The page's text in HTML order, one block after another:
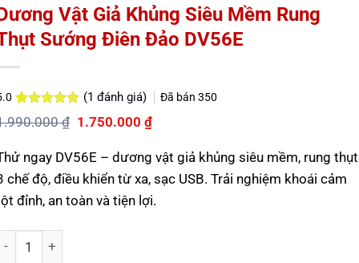
Vật Giả Khủng Siêu Mềm Rung
Sướng Điên Đảo DV56E
5.0 trên 5
dựa trên
1
(1 đánh giá) Đã bán 350
₫ Giá
là:
1.990.000 ₫.
1.750.000₫Giá
tại
là:
1.750.000 ₫.
ngay DV56E – dương vật giả khủng siêu mềm, rung thụt
chế độ, điều khiển từ xa, sạc USB. Trải nghiệm khoái cảm
đỉnh, an toàn và tiện lợi.